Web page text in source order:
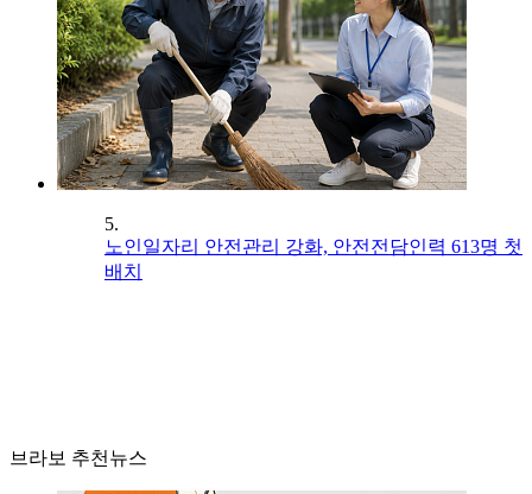
5.
노인일자리 안전관리 강화, 안전전담인력 613명 첫
배치
브라보 추천뉴스